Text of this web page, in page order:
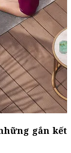
gắn kết